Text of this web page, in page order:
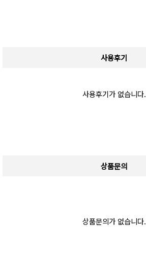
사용후기
사용후기가 없습니다.
상품문의
상품문의가 없습니다.